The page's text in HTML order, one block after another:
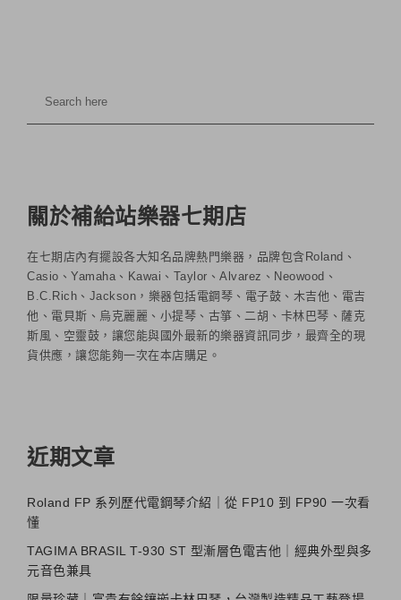
關於補給站樂器七期店
在七期店內有擺設各大知名品牌熱門樂器，品牌包含Roland、
Casio、Yamaha、Kawai、Taylor、Alvarez、Neowood、
B.C.Rich、Jackson，樂器包括電鋼琴、電子鼓、木吉他、電吉
他、電貝斯、烏克麗麗、小提琴、古箏、二胡、卡林巴琴、薩克
斯風、空靈鼓，讓您能與國外最新的樂器資訊同步，最齊全的現
貨供應，讓您能夠一次在本店購足。
近期文章
Roland FP 系列歷代電鋼琴介紹｜從 FP10 到 FP90 一次看
懂
TAGIMA BRASIL T-930 ST 型漸層色電吉他｜經典外型與多
元音色兼具